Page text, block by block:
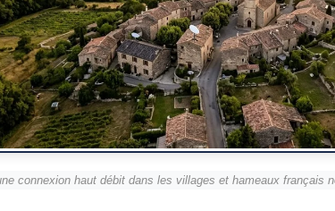
connexion haut débit dans les villages et hameaux français